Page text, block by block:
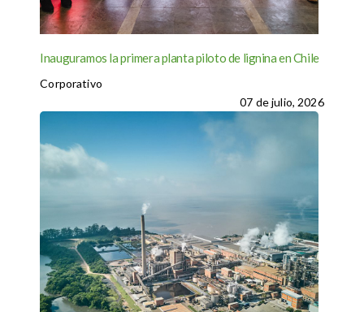
Inauguramos la primera planta piloto de lignina en Chile
Corporativo
07 de julio, 2026